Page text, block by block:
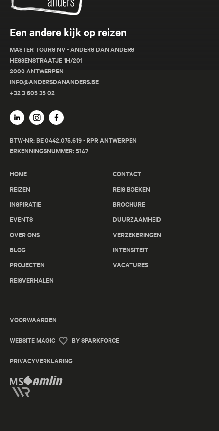
Een andere kijk op reizen
MASTER TOURS NV - ANDERS DAN ANDERS
HESSENSTRAATJE 1H/201
2000 ANTWERPEN
INFO@ANDERSDANANDERS.BE
+32 3 605 35 02
BTW-NR: BE 0442.075.619 - RPR ANTWERPEN
ERKENNINGSNUMMER: 5147
HOME
REIZEN
INSPIRATIE
EVENTS
OVER ONS
BLOG
PROJECTEN
REISVERHALEN
CONTACT
REIS BOEKEN
BROCHURE
DUURZAAMHEID
VERZEKERINGEN
INTENSITEIT
VACATURES
VOORWAARDEN
WEBSITE MAGIC BY SPARKFORCE
PRIVACYVERKLARING